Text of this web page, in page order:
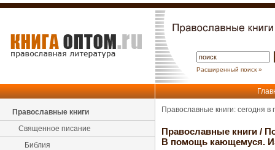
Расширенный поиск »
Православные книги
Священное писание
Библия
Православные книги: сегодня
Православные книги /
В помощь кающемуся.